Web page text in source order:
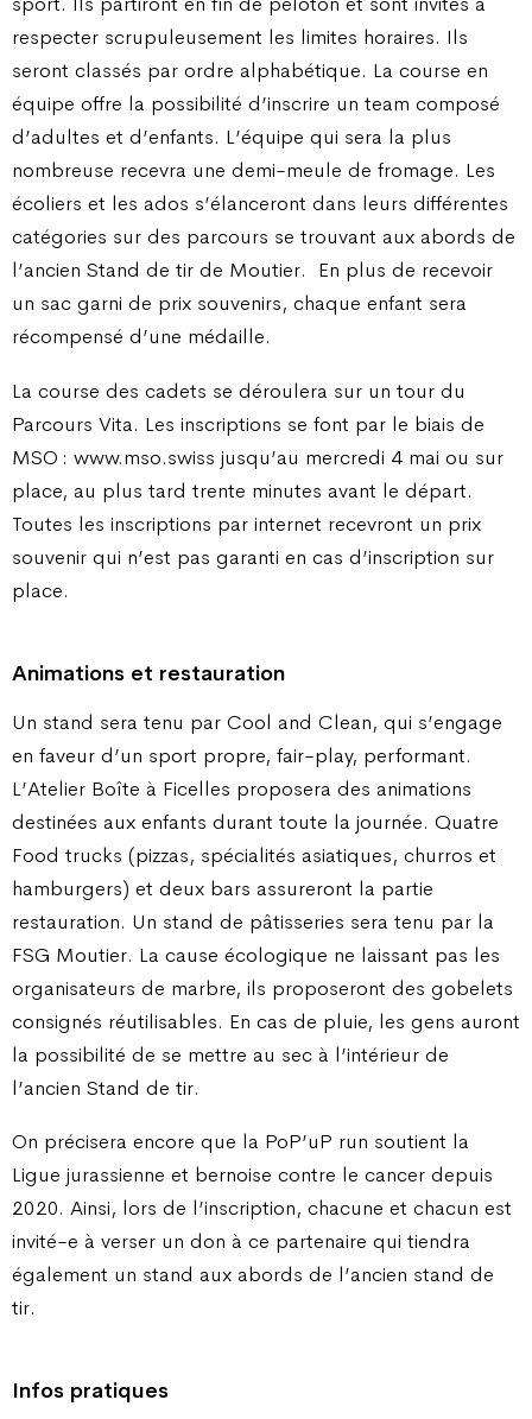
respecter scrupuleusement les limites horaires. Ils
seront classés par ordre alphabétique. La course en
équipe offre la possibilité d’inscrire un team composé
d’adultes et d’enfants. L’équipe qui sera la plus
nombreuse recevra une demi-meule de fromage. Les
écoliers et les ados s’élanceront dans leurs différentes
catégories sur des parcours se trouvant aux abords de
l’ancien Stand de tir de Moutier. En plus de recevoir
un sac garni de prix souvenirs, chaque enfant sera
récompensé d’une médaille.
La course des cadets se déroulera sur un tour du
Parcours Vita. Les inscriptions se font par le biais de
MSO : www.mso.swiss jusqu’au mercredi 4 mai ou sur
place, au plus tard trente minutes avant le départ.
Toutes les inscriptions par internet recevront un prix
souvenir qui n’est pas garanti en cas d’inscription sur
place.
Animations et restauration
Un stand sera tenu par Cool and Clean, qui s’engage
en faveur d’un sport propre, fair-play, performant.
L’Atelier Boîte à Ficelles proposera des animations
destinées aux enfants durant toute la journée. Quatre
Food trucks (pizzas, spécialités asiatiques, churros et
hamburgers) et deux bars assureront la partie
restauration. Un stand de pâtisseries sera tenu par la
FSG Moutier. La cause écologique ne laissant pas les
organisateurs de marbre, ils proposeront des gobelets
consignés réutilisables. En cas de pluie, les gens auront
la possibilité de se mettre au sec à l’intérieur de
l’ancien Stand de tir.
On précisera encore que la PoP’uP run soutient la
Ligue jurassienne et bernoise contre le cancer depuis
2020. Ainsi, lors de l’inscription, chacune et chacun est
invité-e à verser un don à ce partenaire qui tiendra
également un stand aux abords de l’ancien stand de
tir.
Infos pratiques